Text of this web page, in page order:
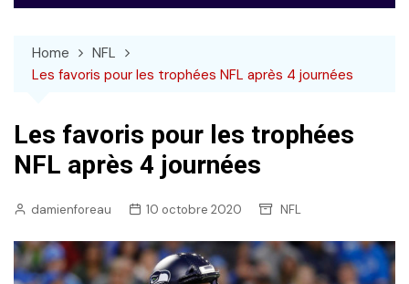
Home
NFL
Les favoris pour les trophées NFL après 4 journées
Les favoris pour les trophées
NFL après 4 journées
damienforeau 10 octobre 2020 NFL